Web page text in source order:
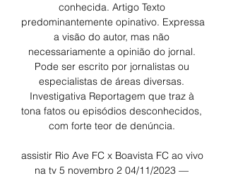
conhecida. Artigo Texto
predominantemente opinativo. Expressa
a visão do autor, mas não
necessariamente a opinião do jornal.
Pode ser escrito por jornalistas ou
especialistas de áreas diversas.
Investigativa Reportagem que traz à
tona fatos ou episódios desconhecidos,
com forte teor de denúncia.
assistir Rio Ave FC x Boavista FC ao vivo
na tv 5 novembro 2 04/11/2023 —